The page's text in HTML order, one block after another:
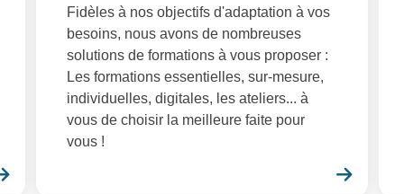
Fidèles à nos objectifs d'adaptation à vos
besoins, nous avons de nombreuses
solutions de formations à vous proposer :
Les formations essentielles, sur-mesure,
individuelles, digitales, les ateliers... à
vous de choisir la meilleure faite pour
vous !